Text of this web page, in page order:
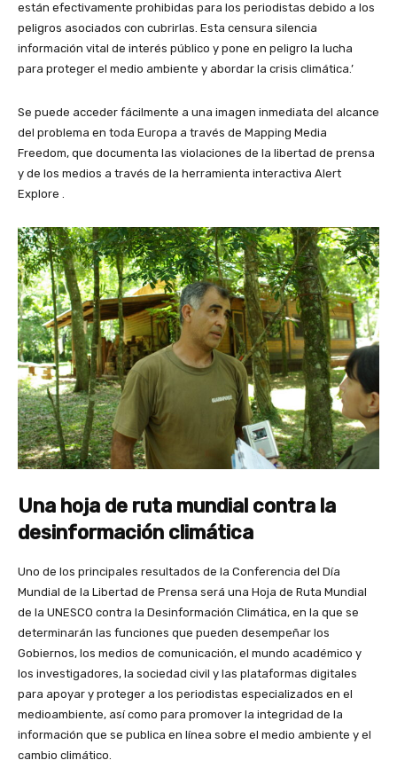
están efectivamente prohibidas para los periodistas debido a los
peligros asociados con cubrirlas. Esta censura silencia
información vital de interés público y pone en peligro la lucha
para proteger el medio ambiente y abordar la crisis climática.’
Se puede acceder fácilmente a una imagen inmediata del alcance
del problema en toda Europa a través de Mapping Media
Freedom, que documenta las violaciones de la libertad de prensa
y de los medios a través de la herramienta interactiva Alert
Explore .
Una hoja de ruta mundial contra la
desinformación climática
Uno de los principales resultados de la Conferencia del Día
Mundial de la Libertad de Prensa será una Hoja de Ruta Mundial
de la UNESCO contra la Desinformación Climática, en la que se
determinarán las funciones que pueden desempeñar los
Gobiernos, los medios de comunicación, el mundo académico y
los investigadores, la sociedad civil y las plataformas digitales
para apoyar y proteger a los periodistas especializados en el
medioambiente, así como para promover la integridad de la
información que se publica en línea sobre el medio ambiente y el
cambio climático.